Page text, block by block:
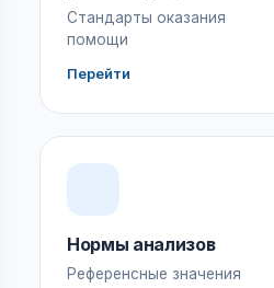
Стандарты оказания
помощи
Перейти
Нормы анализов
Референсные значения